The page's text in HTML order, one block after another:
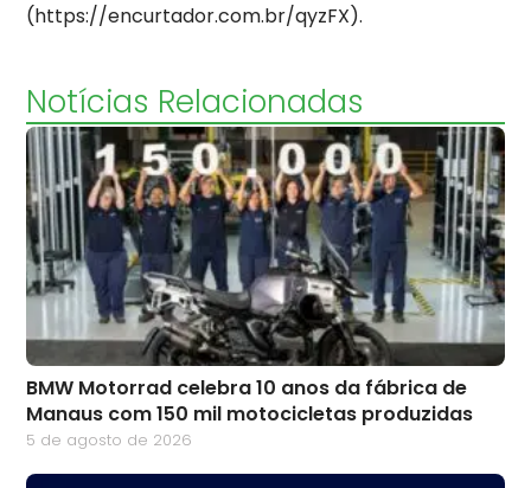
(https://encurtador.com.br/qyzFX).
Notícias Relacionadas
BMW Motorrad celebra 10 anos da fábrica de
Manaus com 150 mil motocicletas produzidas
5 de agosto de 2026